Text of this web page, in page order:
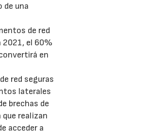
de una
de red
2021, el 60%
en
red seguras
laterales
brechas de
realizan
acceder a